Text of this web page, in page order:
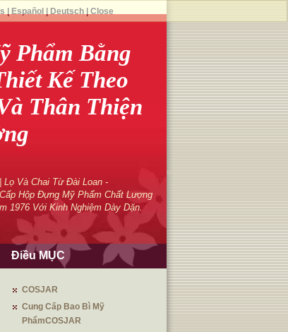
Phẩm Bằng
Kế Theo
Thân Thiện
Lọ Và Chai Từ Đài Loan -
Hộp Đựng Mỹ Phẩm Chất Lượng
1976 Với Kinh Nghiệm Dày Dặn.
Điều MỤC
COSJAR
Cung Cấp Bao Bì Mỹ
PhẩmCOSJAR
Español Deutsch| Close